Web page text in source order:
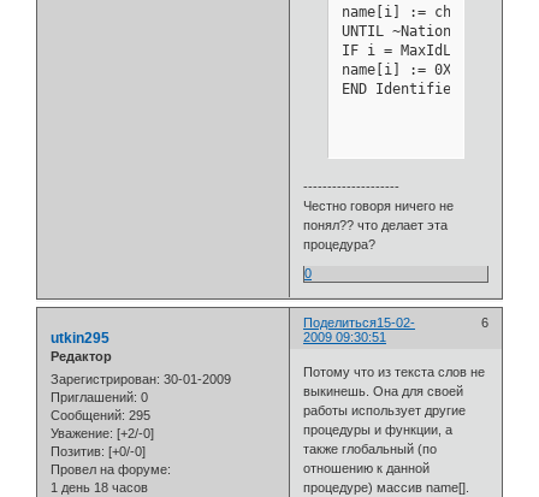
            END
    	| "G".."H", "J", "K", "Q", "S", "X".."Z", "a".."z", "_", "А".."я", "ё", "Ё": Identifier(s)
    	| "["  : s := lbrak; DevCPM.Get(ch)
    	| "]"  : s := rbrak; DevCPM.Get(ch)
    	| "^"  : s := arrow; DevCPM.Get(ch)
    	| "}"  : s := rbrace; DevCPM.Get(ch)
    	| "~"  : s := not; DevCPM.Get(ch)
    	| 7FX  : s := upto; DevCPM.Get(ch)
ELSE s :=  null;
    END ;
	END Get;
	PROCEDURE Init*;
	BEGIN ch := " "
END DevCPS.
name[i] := ch; INC(i);
UNTIL
IF i = MaxIdLen THEN
name[i] := 0X; sym :=
END Identifier;
--------------------
Честно говоря ничего не
понял?? что делает эта
процедура?
0
Поделиться 6
15-02-
2009 09:30:51
utkin295
Редактор
Зарегистрирован: 30-01-2009
Приглашений: 0
Сообщений: 295
Уважение: [+2/-0]
Позитив: [+0/-0]
Провел на форуме:
1 день 18 часов
Потому что из текста слов не
выкинешь. Она для своей
работы использует другие
процедуры и функции, а
также глобальный (по
отношению к данной
процедуре) массив name[].